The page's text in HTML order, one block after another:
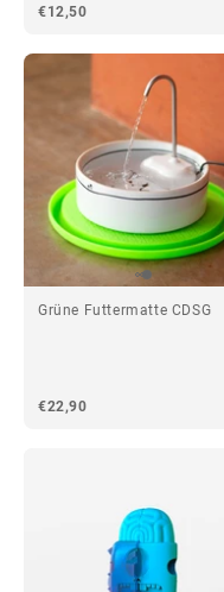
€12,50
Grüne Futtermatte CDSG
€22,90